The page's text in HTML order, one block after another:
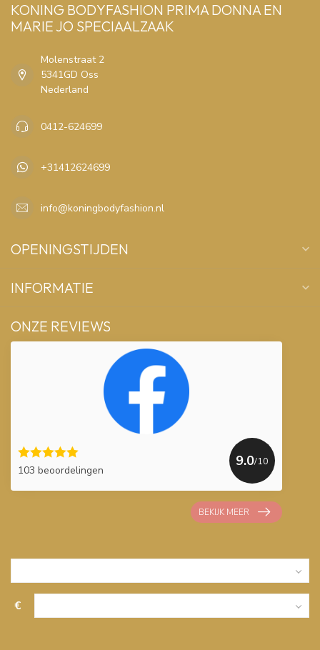
KONING BODYFASHION PRIMA DONNA EN
MARIE JO SPECIAALZAAK
Molenstraat 2
5341GD Oss
Nederland
0412-624699
+31412624699
info@koningbodyfashion.nl
OPENINGSTIJDEN
INFORMATIE
ONZE REVIEWS
103 beoordelingen
9.0/10
BEKIJK MEER
€